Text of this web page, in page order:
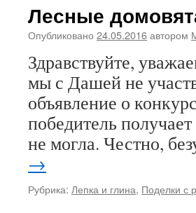
Лесные
Опубликовано 24.05.2016автором
Здравствуйте,
мы с Дашей не
объявление о
победитель
не могла. Честно,
→
Рубрика: Лепка и глина, Поделки с